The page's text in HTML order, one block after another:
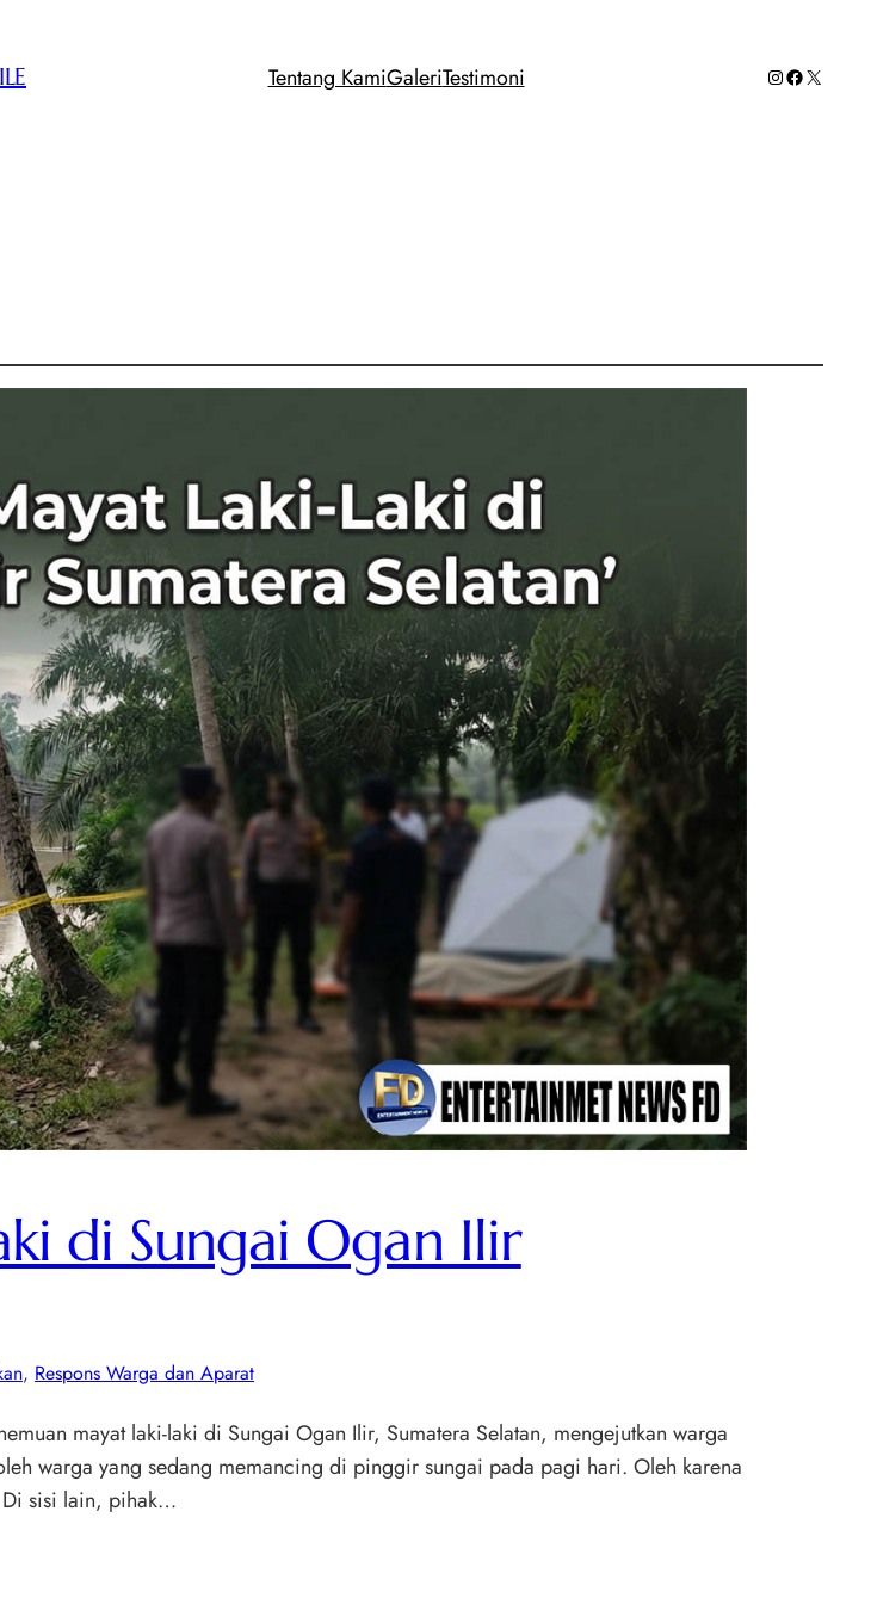
Tentang KamiGaleriTestimoni Instagram
Facebook
X
di Sungai Ogan Ilir
, Respons Warga dan Aparat
mayat laki-laki di Sungai Ogan Ilir, Sumatera Selatan, mengejutkan warga
warga yang sedang memancing di pinggir sungai pada pagi hari. Oleh karena
Di sisi lain, pihak…